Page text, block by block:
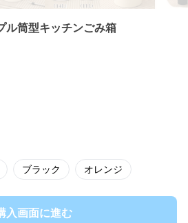
ル筒型キッチンごみ箱
ブラック オレンジ
入画面に進む